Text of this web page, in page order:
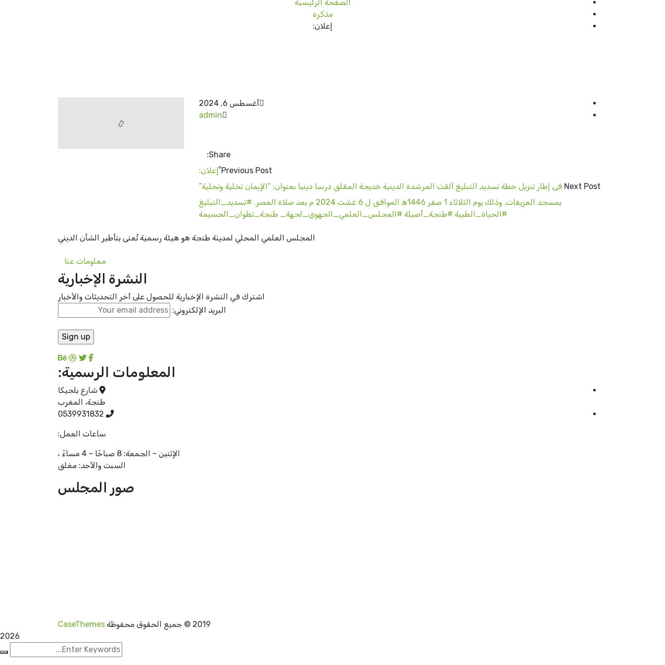
الصفحة الرئيسية
مذكرة
إعلان:
أغسطس 6, 2024
admin
Share:
Previous Post ْإعلان:
Next Post فى إطار تنزيل خطة تسديد التبليغ ألقت المرشدة الدينية خديجة المقلق درسا دينيا بعنوان: “الإيمان تخلية وتحلية”
بمسجد العزيفات. وذلك يوم الثلاثاء 1 صفر 1446ه‍ الموافق ل 6 غشت 2024 م بعد صلاة العصر. #تسديد_التبليغ
#الحياة_الطيبة #طنجة_أصيلة #المجلس_العلمي_الجهوي_لجهة_ طنجة_تطوان_الحسيمة
المجلس العلمي المحلي لمدينة طنجة هو هيئة رسمية تُعنى بتأطير الشأن الديني
معلومات عنا
النشرة الإخبارية
اشترك في النشرة الإخبارية للحصول على آخر التحديثات والأخبار
البريد الإلكتروني:
المعلومات الرسمية:
شارع بلجيكا
طنجة، المغرب
0539931832
ساعات العمل:
الإثنين – الجمعة: 8 صباحًا – 4 مساءً ،
السبت والأحد: مغلق
صور المجلس
2019 © جميع الحقوق محفوظة CaseThemes
2026